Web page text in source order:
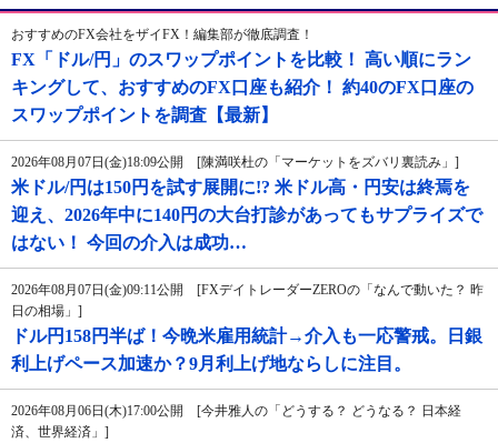
おすすめのFX会社をザイFX！編集部が徹底調査！
FX「ドル/円」のスワップポイントを比較！ 高い順にラン
キングして、おすすめのFX口座も紹介！ 約40のFX口座の
スワップポイントを調査【最新】
2026年08月07日(金)18:09公開 [陳満咲杜の「マーケットをズバリ裏読み」]
米ドル/円は150円を試す展開に!? 米ドル高・円安は終焉を
迎え、2026年中に140円の大台打診があってもサプライズで
はない！ 今回の介入は成功…
2026年08月07日(金)09:11公開 [FXデイトレーダーZEROの「なんで動いた？ 昨
日の相場」]
ドル円158円半ば！今晩米雇用統計→介入も一応警戒。日銀
利上げペース加速か？9月利上げ地ならしに注目。
2026年08月06日(木)17:00公開 [今井雅人の「どうする？ どうなる？ 日本経
済、世界経済」]